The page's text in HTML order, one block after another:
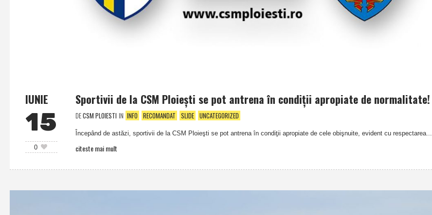
IUNIE
15
0
Sportivii de la CSM Ploieşti se pot antrena în condiţii apropiate de normalitate!
DECSM PLOIESTI IN INFO RECOMANDAT SLIDE UNCATEGORIZED
Începând de astăzi, sportivii de la CSM Ploieşti se pot antrena în condiţii apropiate de cele obişnuite, evident cu respectarea...
citeste mai mult